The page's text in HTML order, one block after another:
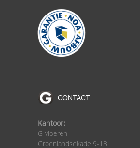
CONTACT
Kantoor:
G-vloeren
Groenlandsekade 9-13